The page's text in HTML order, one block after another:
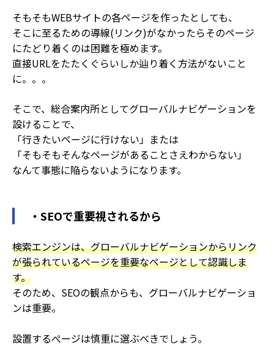
そもそもWEBサイトの各ページを作ったとしても、
そこに至るための導線(リンク)がなかったらそのページ
にたどり着くのは困難を極めます。
直接URLをたたくぐらいしか辿り着く方法がないこと
に。。。
そこで、総合案内所としてグローバルナビゲーションを
設けることで、
「行きたいページに行けない」または
「そもそもそんなページがあることさえわからない」
なんて事態に陥らないようになります。
・SEOで重要視されるから
検索エンジンは、グローバルナビゲーションからリンク
が張られているページを重要なページとして認識しま
す。
そのため、SEOの観点からも、グローバルナビゲーショ
ンは重要。
設置するぺージは慎重に選ぶべきでしょう。